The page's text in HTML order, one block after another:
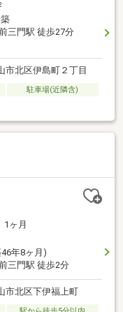
三門駅 徒歩27分
市北区伊島町２丁目
駐車場(近隣含)
1ヶ月
年8ヶ月)
三門駅 徒歩2分
市北区下伊福上町